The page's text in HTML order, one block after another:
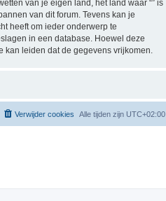
van je eigen land, het land waar “” is
van dit forum. Tevens kan je
heeft om ieder onderwerp te
in een database. Hoewel deze
leiden dat de gegevens vrijkomen.
Alle tijden zijn UTC+02:00
Verwijder cookies